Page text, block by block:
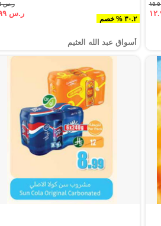
٣٠.٢ % خصم
ر.س ١٥.٧٥
ر.س ١٠.٩٩
أسواق عبد الله العثيم